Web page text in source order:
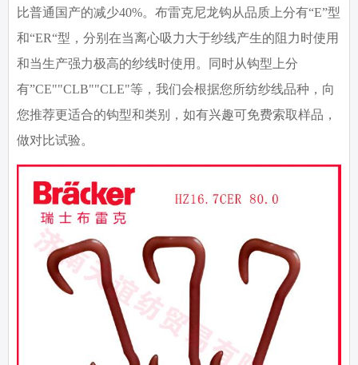
比普通国产的减少40%。布雷克尼龙钩从品质上分有“E”型
和“ER“型，分别在当离心吸力大于纱线产生的阻力时使用
和当生产强力极高的纱线时使用。同时从钩型上分
有”CE""CLB""CLE"等，我们会根据您所纺纱线品种，向
您推荐更适合的钩型和类别，如有兴趣可免费索取样品，
做对比试验。